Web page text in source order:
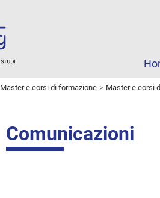
Master e corsi di formazione Master e corsi
Comunicazioni